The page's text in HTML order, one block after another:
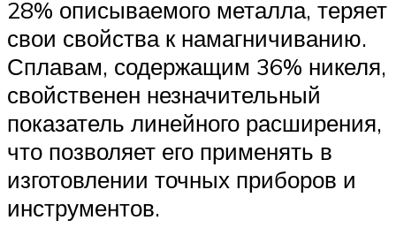
28% описываемого металла, теряет
свои свойства к намагничиванию.
Сплавам, содержащим 36% никеля,
свойственен незначительный
показатель линейного расширения,
что позволяет его применять в
изготовлении точных приборов и
инструментов.